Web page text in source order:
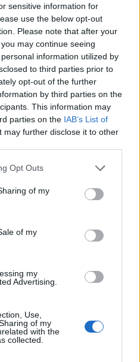
sensitive information for
use the below opt-out
Please note that after your
may continue seeing
information utilized by
to third parties prior to
opt-out of the further
by third parties on the
This information may
parties on the IAB’s List of
may further disclose it to other
uses one or more Google
behaviour. You may click to
and its third-party tags to
purposes in below Google
Opt Outs
of my
of my
my
Advertising.
Use,
of my
with the
collected.